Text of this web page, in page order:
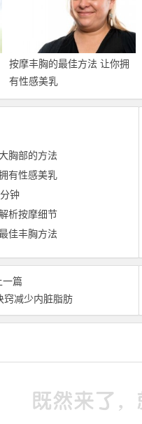
按摩丰胸的最佳方法 让你拥
有性感美乳
胸部的方法
有性感美乳
钟
析按摩细节
佳丰胸方法
一篇
减少内脏脂肪